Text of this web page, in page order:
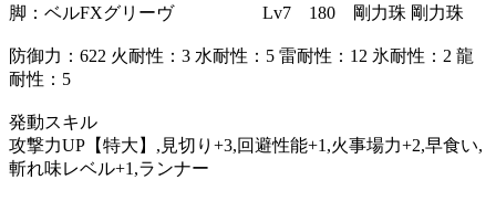
脚：ベルFXグリーヴ Lv7 180 剛力珠 剛力珠
防御力：622 火耐性：3 水耐性：5 雷耐性：12 氷耐性：2 龍
耐性：5
発動スキル
攻撃力UP【特大】,見切り+3,回避性能+1,火事場力+2,早食い,
斬れ味レベル+1,ランナー